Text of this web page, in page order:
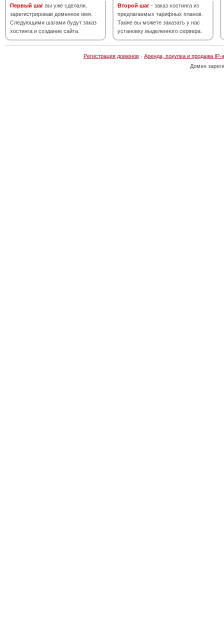
Первый шаг вы уже сделали,
зарегистрировав доменное имя.
Следующими шагами будут заказ
хостинга и создание сайта.
Второй шаг - заказ хостинга из
предлагаемых тарифных планов.
Также вы можете заказать у нас
установку выделенного сервера.
Регистрация доменов· Аренда, покупка и продажа IP-
Домен